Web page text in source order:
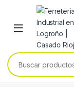
Skip to navigation
Skip to content
Buscar por: